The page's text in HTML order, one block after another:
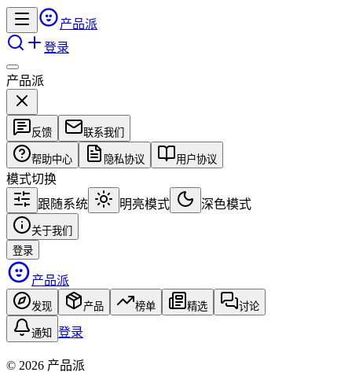
产品派
登录
产品派
反馈 联系我们
帮助中心 隐私协议 用户协议
模式切换
跟随系统
明亮模式 深色模式
关于我们
登录
产品派
发现 产品 榜单 精选 讨论
通知 登录
© 2026 产品派